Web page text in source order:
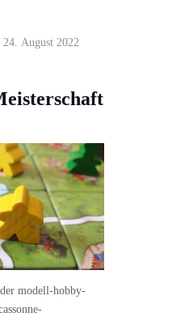
24. August 2022
modell-hobby-